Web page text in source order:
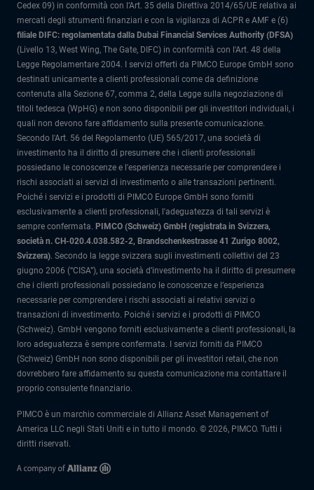
Cedex 09) in conformità con l’Art. 35 della Direttiva 2014/65/UE relativa ai
mercati degli strumenti finanziari e con la vigilanza di ACPR e AMF e (6)
filiale DIFC: regolamentata dalla Dubai Financial Services Authority (DFSA)
(Livello 13, West Wing, The Gate, DIFC) in conformità con l'Art. 48 della
Legge Regolamentare 2004. I servizi offerti da PIMCO Europe GmbH sono
destinati unicamente a clienti professionali come da definizione
contenuta alla Sezione 67, comma 2, della Legge sulla negoziazione di
titoli tedesca (WpHG) e non sono disponibili per gli investitori individuali, i
quali non devono fare affidamento sulla presente comunicazione.
Secondo l'Art. 56 del Regolamento (UE) 565/2017, una società di
investimento ha il diritto di presumere che i clienti professionali
possiedano le conoscenze e l'esperienza necessarie per comprendere i
rischi associati ai servizi di investimento o alle transazioni pertinenti.
Poiché i servizi e i prodotti di PIMCO Europe GmbH sono forniti
esclusivamente a clienti professionali, l'adeguatezza di tali servizi è
sempre confermata. PIMCO (Schweiz) GmbH (registrata in Svizzera,
società n. CH-020.4.038.582-2, Brandschenkestrasse 41 Zurigo 8002,
Svizzera). Secondo la legge svizzera sugli investimenti collettivi del 23
giugno 2006 (“CISA”), una società d’investimento ha il diritto di presumere
che i clienti professionali possiedano le conoscenze e l’esperienza
necessarie per comprendere i rischi associati ai relativi servizi o
transazioni di investimento. Poiché i servizi e i prodotti di PIMCO
(Schweiz). GmbH vengono forniti esclusivamente a clienti professionali, la
loro adeguatezza è sempre confermata.
I servizi forniti da PIMCO
(Schweiz) GmbH non sono disponibili per gli investitori retail, che non
dovrebbero fare affidamento su questa comunicazione ma contattare il
proprio consulente finanziario.
PIMCO è un marchio commerciale di Allianz Asset Management of
America LLC negli Stati Uniti e in tutto il mondo. © 2026, PIMCO. Tutti i
diritti riservati.